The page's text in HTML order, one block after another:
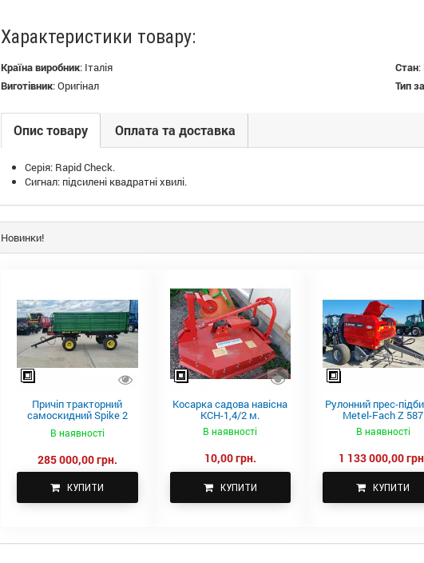
Характеристики товару:
Країна виробник: Італія Стан:
Виготівник:Оригінал Тип
Опис товару Оплата та доставка
Серія: Rapid Check.
Сигнал: підсилені квадратні хвилі.
Новинки!
Причіп тракторний
самоскидний Spike 2
В наявності
285 000,00 грн.
КУПИТИ
Косарка садова навісна
КСН-1,4/2 м.
В наявності
10,00 грн.
КУПИТИ
Рулонний прес-
Metel-Fach Z 587
В наявності
1 133 000,00
КУПИТИ